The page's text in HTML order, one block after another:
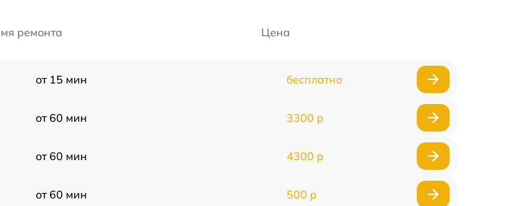
ремонта Цена
от 15 мин бесплатно
от 60 мин 3300 р
от 60 мин 4300 р
от 60 мин 500 р